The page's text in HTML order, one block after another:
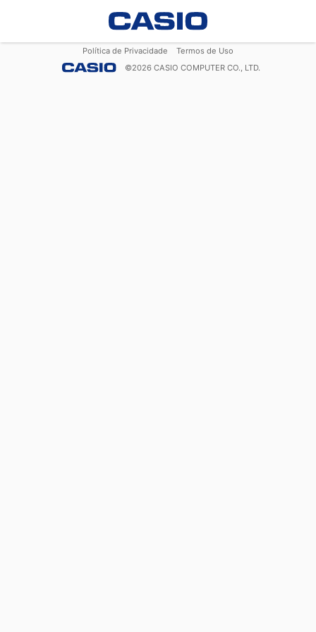
Política de Privacidade
Termos de Uso
©2026 CASIO COMPUTER CO., LTD.